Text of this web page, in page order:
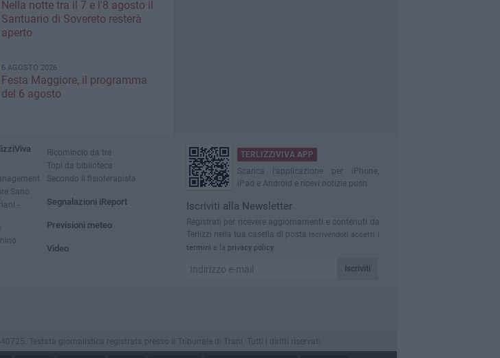
Nella notte tra il 7 e l'8 agosto il
Santuario di Sovereto resterà
aperto
6 AGOSTO 2026
Festa Maggiore, il programma
del 6 agosto
Sano
-
Ricomincio da tre
Topi da biblioteca
Secondo il fisioterapista
Segnalazioni iReport
Previsioni meteo
Video
TERLIZZIVIVA APP
Scarica l'applicazione per iPhone,
iPad e Android e ricevi notizie push
Iscriviti alla Newsletter
Registrati per ricevere aggiornamenti e contenuti da
Terlizzi nella tua casella di posta
Iscrivendoti accetti i
termini e la privacy policy
Iscriviti
Testata giornalistica registrata presso il Tribunale di Trani. Tutti i diritti riservati.